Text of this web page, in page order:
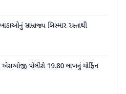
સામ્રાજ્ય બિસ્માર રસ્તાથી
એસઓજી પોલીસે 19.80 લાખનું મોર્ફિન